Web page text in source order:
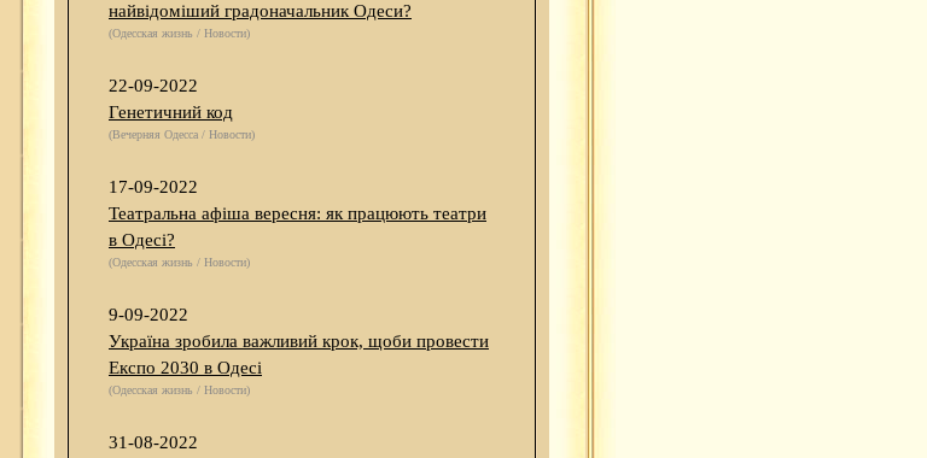
найвідоміший градоначальник Одеси?
(Одесская жизнь / Новости)
22-09-2022
Генетичний код
(Вечерняя Одесса / Новости)
17-09-2022
Театральна афіша вересня: як працюють театри
в Одесі?
(Одесская жизнь / Новости)
9-09-2022
Україна зробила важливий крок, щоби провести
Експо 2030 в Одесі
(Одесская жизнь / Новости)
31-08-2022